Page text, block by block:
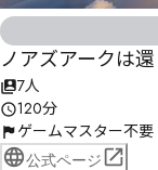
ノアズアークは
7人
120分
ゲームマスター不要
公式ページ